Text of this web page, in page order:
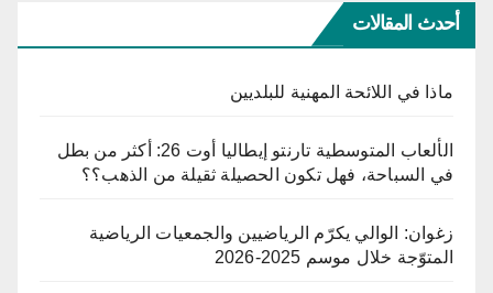
أحدث المقالات
ماذا في اللائحة المهنية للبلديين
الألعاب المتوسطية تارنتو إيطاليا أوت 26: أكثر من بطل
في السباحة، فهل تكون الحصيلة ثقيلة من الذهب؟؟
زغوان: الوالي يكرّم الرياضيين والجمعيات الرياضية
المتوّجة خلال موسم 2025-2026